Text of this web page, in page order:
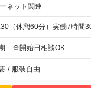
ネット関連
（休憩60分）実働7時間
※開始日相談OK
/ 服装自由